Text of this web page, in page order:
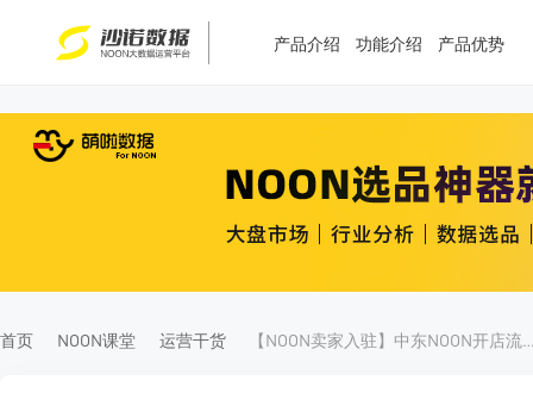
产品介绍 功能介绍 产品优势
首页 NOON课堂 运营干货 【NOON卖家入驻】中东